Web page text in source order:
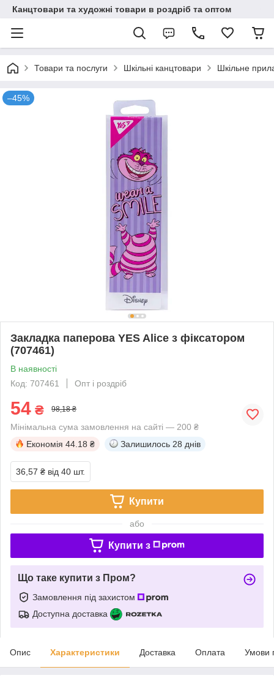
Канцтовари та художні товари в роздріб та оптом
Товари та послуги Шкільні канцтовари Шкільне
–45%
Закладка паперова YES Alice з фіксатором
(707461)
В наявності
Код: 707461
Опт і роздріб
54 ₴ 98,18 ₴
Мінімальна сума замовлення на сайті — 200 ₴
Економія 44.18 ₴ Залишилось 28 днів
36,57 ₴ від 40 шт.
Купити
або
Купити з
Що таке купити з Пром?
Замовлення під захистом
Доступна доставка
Опис Характеристики Доставка Оплата Умови